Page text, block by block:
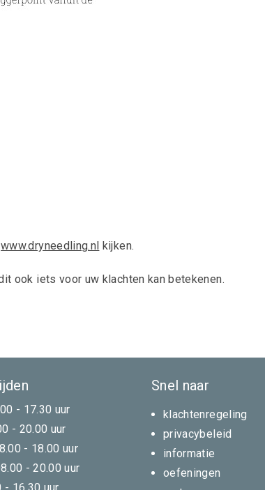
www.dryneedling.nl kijken.
ook iets voor uw klachten kan betekenen.
- 17.30 uur
- 20.00 uur
- 18.00 uur
- 20.00 uur
Snel naar
klachtenregeling
privacybeleid
informatie
oefeningen